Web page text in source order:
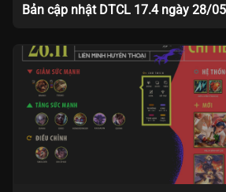
Bản cập nhật DTCL 17.4 ngày 28/